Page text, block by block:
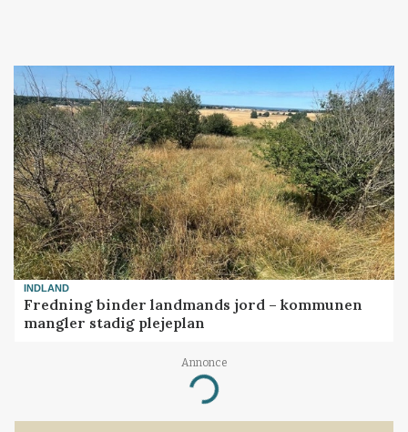
INDLAND
Fredning binder landmands jord – kommunen
mangler stadig plejeplan
Annonce
Loading...